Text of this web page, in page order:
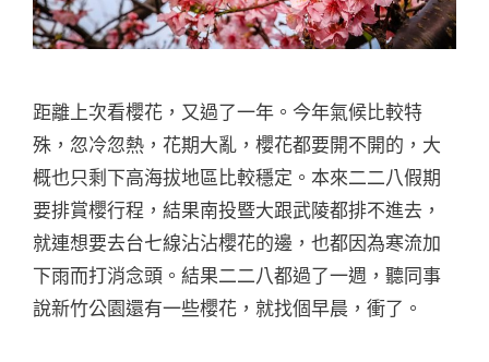
距離上次看櫻花，又過了一年。今年氣候比較特
殊，忽冷忽熱，花期大亂，櫻花都要開不開的，大
概也只剩下高海拔地區比較穩定。本來二二八假期
要排賞櫻行程，結果南投暨大跟武陵都排不進去，
就連想要去台七線沾沾櫻花的邊，也都因為寒流加
下雨而打消念頭。結果二二八都過了一週，聽同事
說新竹公園還有一些櫻花，就找個早晨，衝了。